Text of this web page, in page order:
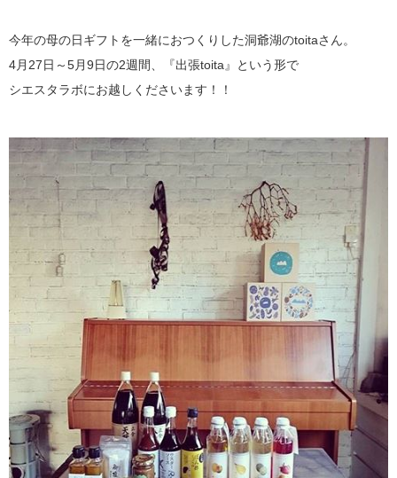
今年の母の日ギフトを一緒におつくりした洞爺湖のtoitaさん。
4月27日～5月9日の2週間、『出張toita』という形で
シエスタラボにお越しくださいます！！